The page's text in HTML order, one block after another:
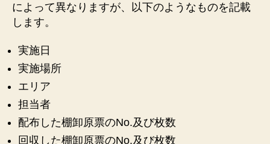
によって異なりますが、以下のようなものを記載
します。
実施日
実施場所
エリア
担当者
配布した棚卸原票のNo.及び枚数
回収した棚卸原票のNo.及び枚数